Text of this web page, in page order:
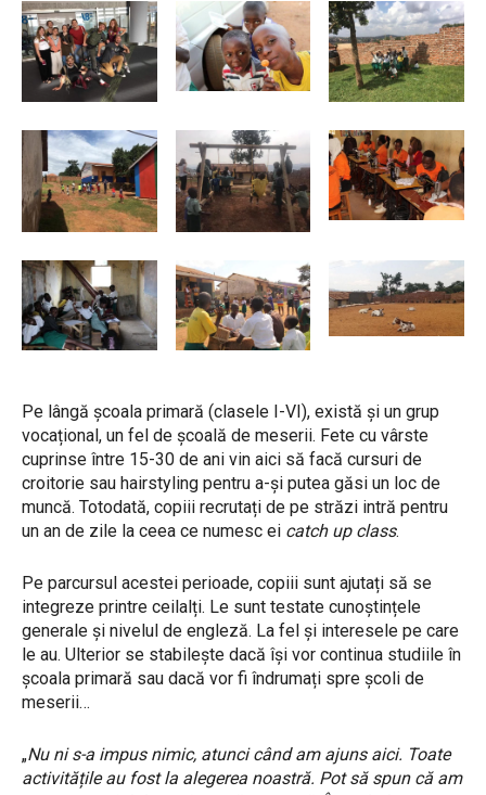
Pe lângă școala primară (clasele I-VI), există și un grup
vocațional, un fel de școală de meserii. Fete cu vârste
cuprinse între 15-30 de ani vin aici să facă cursuri de
croitorie sau hairstyling pentru a-și putea găsi un loc de
muncă. Totodată, copiii recrutați de pe străzi intră pentru
un an de zile la ceea ce numesc ei catch up class.
Pe parcursul acestei perioade, copiii sunt ajutați să se
integreze printre ceilalți. Le sunt testate cunoștințele
generale și nivelul de engleză. La fel și interesele pe care
le au. Ulterior se stabilește dacă își vor continua studiile în
școala primară sau dacă vor fi îndrumați spre școli de
meserii…
„Nu ni s-a impus nimic, atunci când am ajuns aici. Toate
activitățile au fost la alegerea noastră. Pot să spun că am